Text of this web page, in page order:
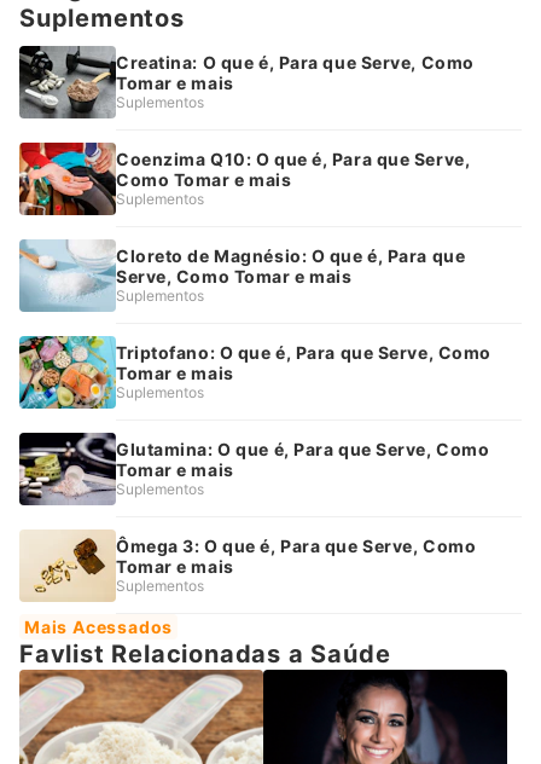
Suplementos
Creatina: O que é, Para que Serve, Como
Tomar e mais
Suplementos
Coenzima Q10: O que é, Para que Serve,
Como Tomar e mais
Suplementos
Cloreto de Magnésio: O que é, Para que
Serve, Como Tomar e mais
Suplementos
Triptofano: O que é, Para que Serve, Como
Tomar e mais
Suplementos
Glutamina: O que é, Para que Serve, Como
Tomar e mais
Suplementos
Ômega 3: O que é, Para que Serve, Como
Tomar e mais
Suplementos
Mais Acessados
Favlist Relacionadas a Saúde